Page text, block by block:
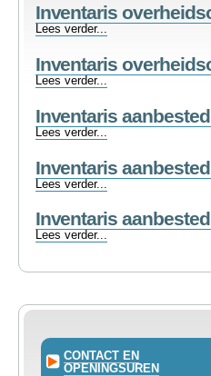
TEWERKSTELLING
VOEDSELHULP
SENIOREN
CULTUUR EN JEUGD
2024
-
Inventaris
Inventaris
2023
-
Lees verder...
Inventaris
Inventaris
2022
-
Lees verder...
Inventaris
Inventaris
2021
-
Lees verder...
Inventaris
Inventaris
2020
-
Lees verder...
Inventaris
Inventaris
Lees verder...
CONTACT EN
OPENINGSUREN